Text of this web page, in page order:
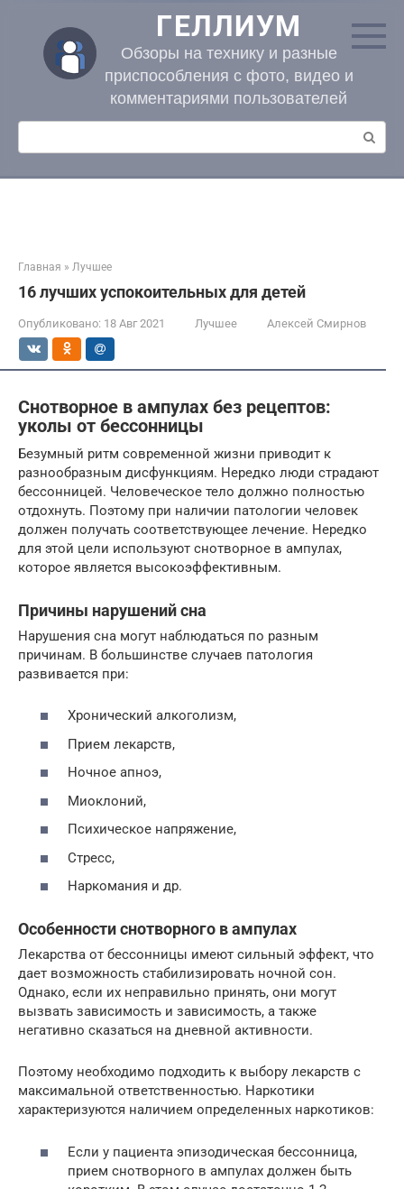
контенту
ГЕЛЛИУМ
Обзоры на технику и разные
приспособления с фото, видео и
комментариями пользователей
Поиск:
Главная » Лучшее
16 лучших успокоительных для детей
Опубликовано: 18 Авг 2021 Лучшее Алексей Смирнов
Снотворное в ампулах без рецептов:
уколы от бессонницы
Безумный ритм современной жизни приводит к
разнообразным дисфункциям. Нередко люди страдают
бессонницей. Человеческое тело должно полностью
отдохнуть. Поэтому при наличии патологии человек
должен получать соответствующее лечение. Нередко
для этой цели используют снотворное в ампулах,
которое является высокоэффективным.
Причины нарушений сна
Нарушения сна могут наблюдаться по разным
причинам. В большинстве случаев патология
развивается при:
Хронический алкоголизм,
Прием лекарств,
Ночное апноэ,
Миоклоний,
Психическое напряжение,
Стресс,
Наркомания и др.
Особенности снотворного в ампулах
Лекарства от бессонницы имеют сильный эффект, что
дает возможность стабилизировать ночной сон.
Однако, если их неправильно принять, они могут
вызвать зависимость и зависимость, а также
негативно сказаться на дневной активности.
Поэтому необходимо подходить к выбору лекарств с
максимальной ответственностью. Наркотики
характеризуются наличием определенных наркотиков:
Если у пациента эпизодическая бессонница,
прием снотворного в ампулах должен быть